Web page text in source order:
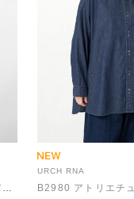
R4195 コックさんの5ポケットパンツ
URCH RNA